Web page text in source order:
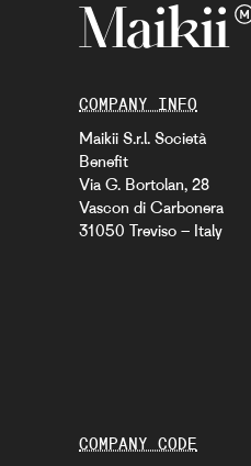
COMPANY INFO
Maikii S.r.l. Società
Benefit
Via G. Bortolan, 28
Vascon di Carbonera
31050 Treviso – Italy
COMPANY CODE